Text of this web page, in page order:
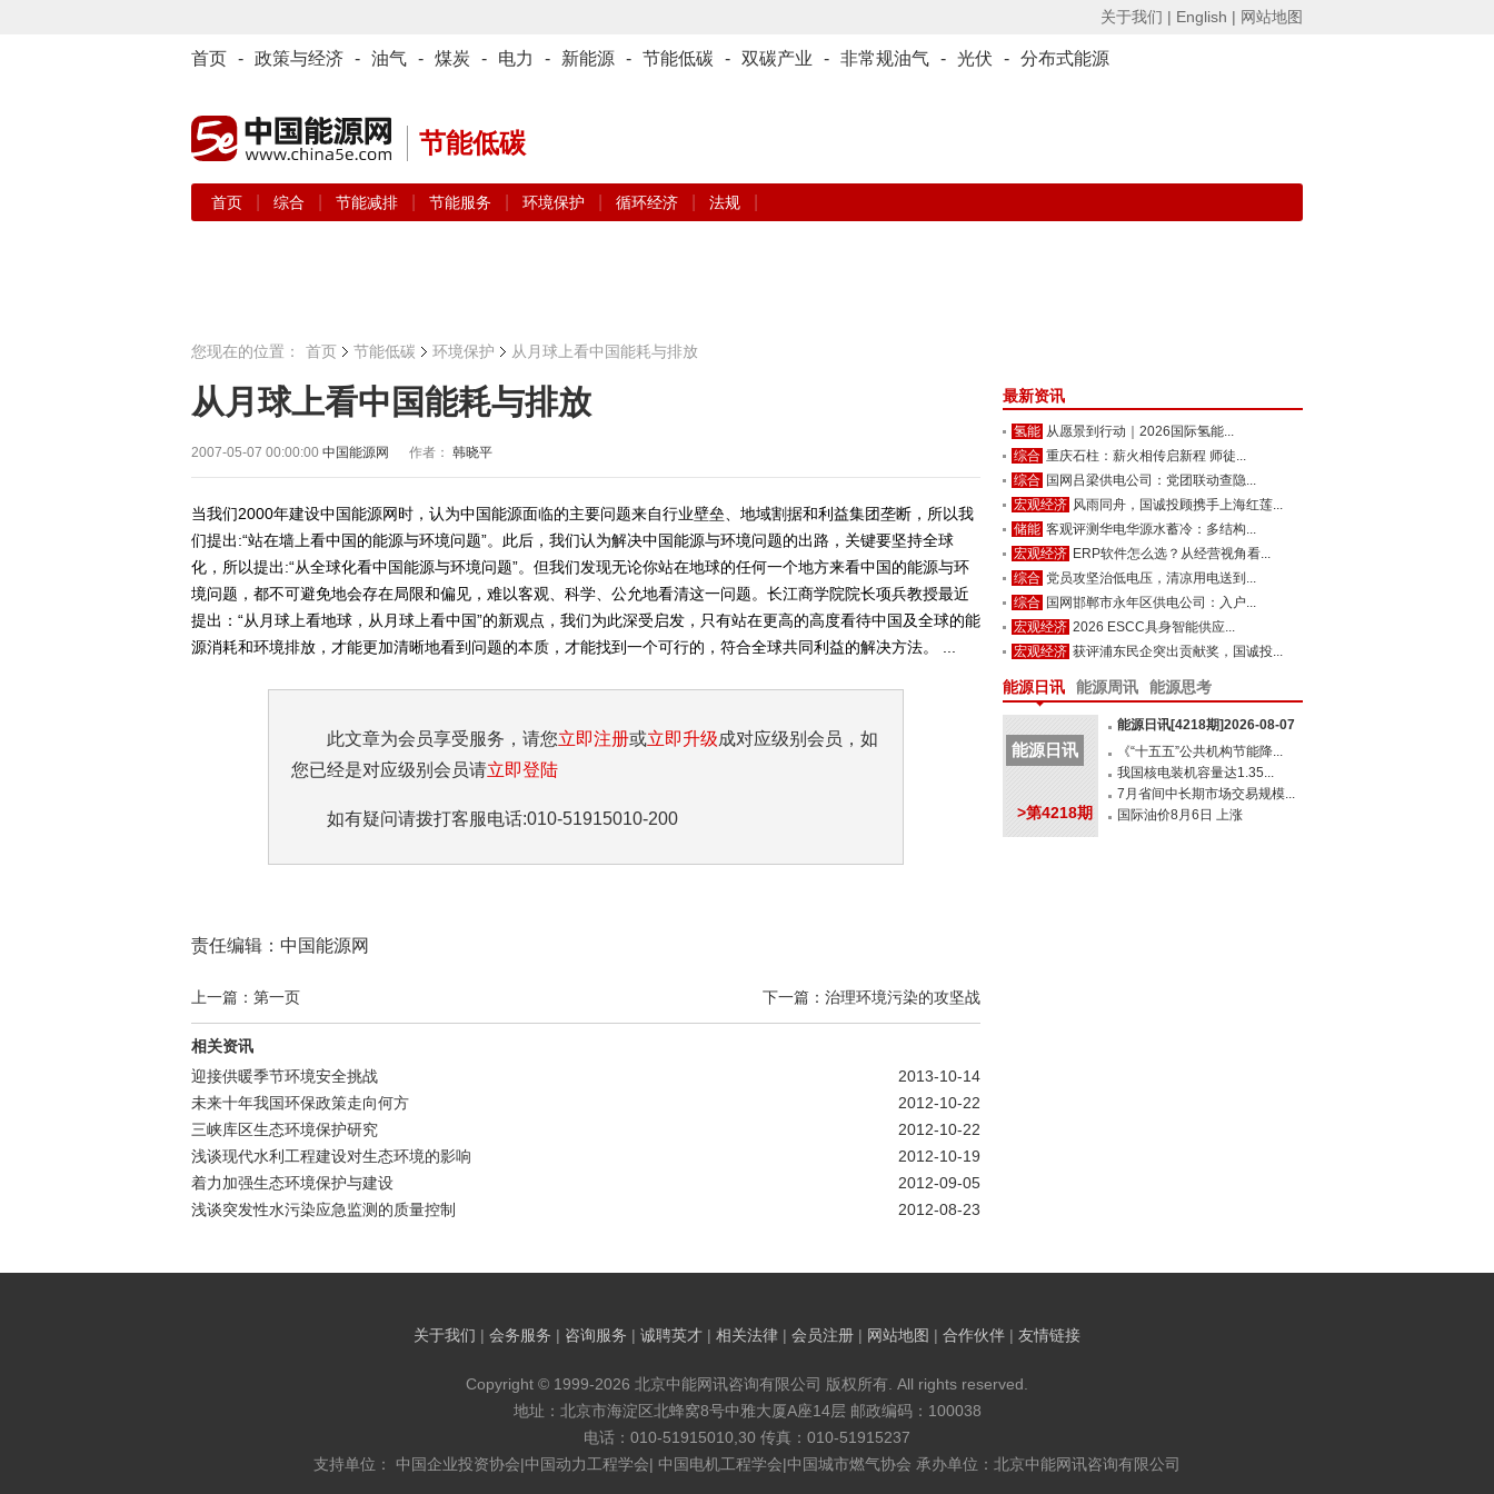
关于我们 | English | 网站地图
首页 - 政策与经济 - 油气 - 煤炭 - 电力 - 新能源 - 节能低碳 - 双碳产业 - 非常规油气 - 光伏 - 分布式能源
节能低碳
首页 综合 节能减排 节能服务 环境保护 循环经济 法规
您现在的位置： 首页 节能低碳 环境保护 从月球上看中国能耗与排放
从月球上看中国能耗与排放
2007-05-07 00:00:00 中国能源网 作者： 韩晓平
当我们2000年建设中国能源网时，认为中国能源面临的主要问题来自行业壁垒、地域割据和利益集团垄断，所以我
们提出:“站在墙上看中国的能源与环境问题”。此后，我们认为解决中国能源与环境问题的出路，关键要坚持全球
化，所以提出:“从全球化看中国能源与环境问题”。但我们发现无论你站在地球的任何一个地方来看中国的能源与环
境问题，都不可避免地会存在局限和偏见，难以客观、科学、公允地看清这一问题。长江商学院院长项兵教授最近
提出：“从月球上看地球，从月球上看中国”的新观点，我们为此深受启发，只有站在更高的高度看待中国及全球的能
源消耗和环境排放，才能更加清晰地看到问题的本质，才能找到一个可行的，符合全球共同利益的解决方法。 ...
此文章为会员享受服务，请您立即注册或立即升级成对应级别会员，如
您已经是对应级别会员请立即登陆
如有疑问请拨打客服电话:010-51915010-200
责任编辑：中国能源网
上一篇：第一页 下一篇：治理环境污染的攻坚战
相关资讯
2013-10-14
迎接供暖季节环境安全挑战
2012-10-22
未来十年我国环保政策走向何方
2012-10-22
三峡库区生态环境保护研究
2012-10-19
浅谈现代水利工程建设对生态环境的影响
2012-09-05
着力加强生态环境保护与建设
2012-08-23
浅谈突发性水污染应急监测的质量控制
最新资讯
氢能 从愿景到行动｜2026国际氢能...
综合 重庆石柱：薪火相传启新程 师徒...
综合 国网吕梁供电公司：党团联动查隐...
宏观经济 风雨同舟，国诚投顾携手上海红莲...
储能 客观评测华电华源水蓄冷：多结构...
宏观经济 ERP软件怎么选？从经营视角看...
综合 党员攻坚治低电压，清凉用电送到...
综合 国网邯郸市永年区供电公司：入户...
宏观经济 2026 ESCC具身智能供应...
宏观经济 获评浦东民企突出贡献奖，国诚投...
能源日讯 能源周讯 能源思考
能源日讯
>第4218期
能源日讯[4218期]2026-08-07
《“十五五”公共机构节能降...
我国核电装机容量达1.35...
7月省间中长期市场交易规模...
国际油价8月6日 上涨
关于我们 | 会务服务 | 咨询服务 | 诚聘英才 | 相关法律 | 会员注册 | 网站地图 | 合作伙伴 | 友情链接
Copyright © 1999-2026 北京中能网讯咨询有限公司 版权所有. All rights reserved.
地址：北京市海淀区北蜂窝8号中雅大厦A座14层 邮政编码：100038
电话：010-51915010,30 传真：010-51915237
支持单位： 中国企业投资协会|中国动力工程学会| 中国电机工程学会|中国城市燃气协会 承办单位：北京中能网讯咨询有限公司